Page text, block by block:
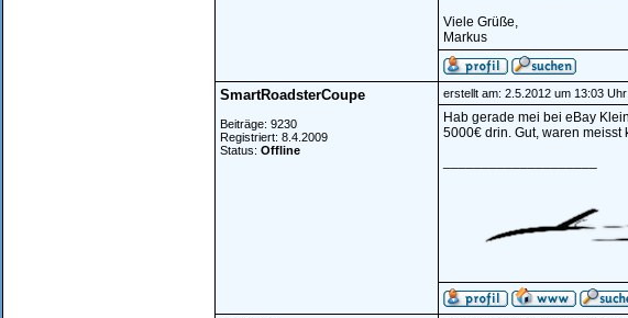
Viele Grüße,
Markus
SmartRoadsterCoupe
Beiträge: 9230
Registriert: 8.4.2009
Status: Offline
erstellt am: 2.5.2012 um 13:03 Uhr:
Hab gerade mei bei eBay
5000€ drin. Gut, waren